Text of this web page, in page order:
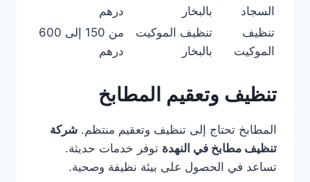
السجاد
بالبخار
درهم
تنظيف
الموكيت
تنظيف الموكيت
بالبخار
من 150 إلى 600
درهم
تنظيف وتعقيم المطابخ
المطابخ تحتاج إلى تنظيف وتعقيم منتظم. شركة
تنظيف مطابخ في النهدة توفر خدمات حديثة.
تساعد في الحصول على بيئة نظيفة وصحية.